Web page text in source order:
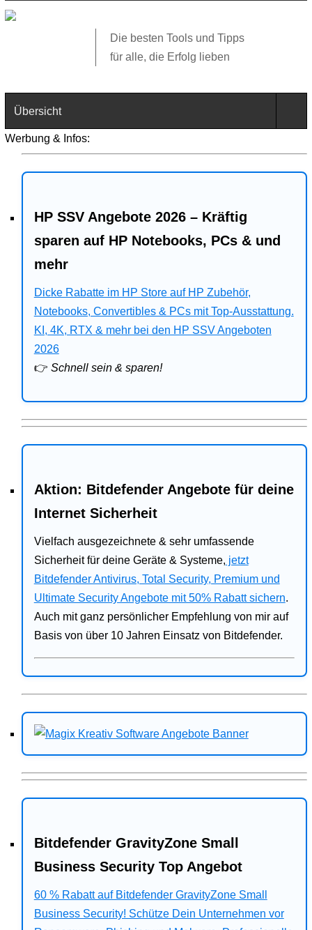
Die besten Tools und Tipps
für alle, die Erfolg lieben
Übersicht
Technik
Web
Business
Angebote
Bitdefender
Ratgeber
Werbung & Infos:
HP SSV Angebote 2026 – Kräftig
sparen auf HP Notebooks, PCs & und
mehr
Dicke Rabatte im HP Store auf HP Zubehör,
Notebooks, Convertibles & PCs mit Top-Ausstattung.
KI, 4K, RTX & mehr bei den HP SSV Angeboten
2026
👉 Schnell sein & sparen!
Aktion: Bitdefender Angebote für deine
Internet Sicherheit
Vielfach ausgezeichnete & sehr umfassende
Sicherheit für deine Geräte & Systeme, jetzt
Bitdefender Antivirus, Total Security, Premium und
Ultimate Security Angebote mit 50% Rabatt sichern.
Auch mit ganz persönlicher Empfehlung von mir auf
Basis von über 10 Jahren Einsatz von Bitdefender.
Bitdefender GravityZone Small
Business Security Top Angebot
60 % Rabatt auf Bitdefender GravityZone Small
Business Security! Schütze Dein Unternehmen vor